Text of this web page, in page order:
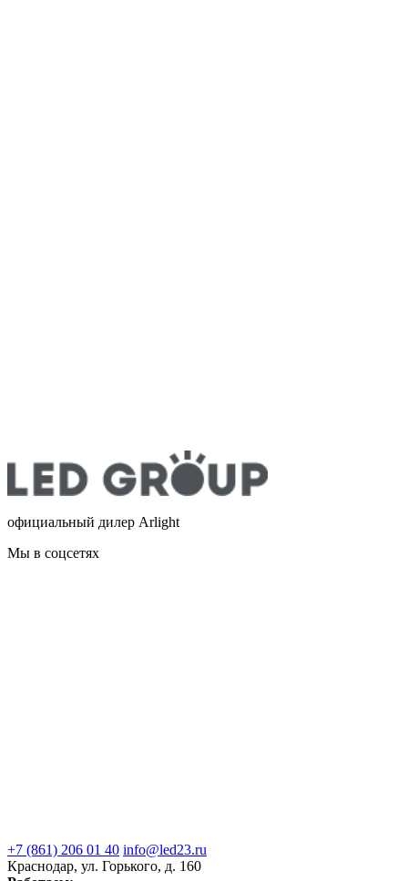
официальный дилер Arlight
Мы в соцсетях
+7 (861) 206 01 40 info@led23.ru
Краснодар, ул. Горького, д. 160